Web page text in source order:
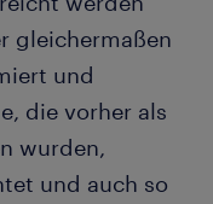
gleichermaßen
und
die vorher als
wurden,
und auch so